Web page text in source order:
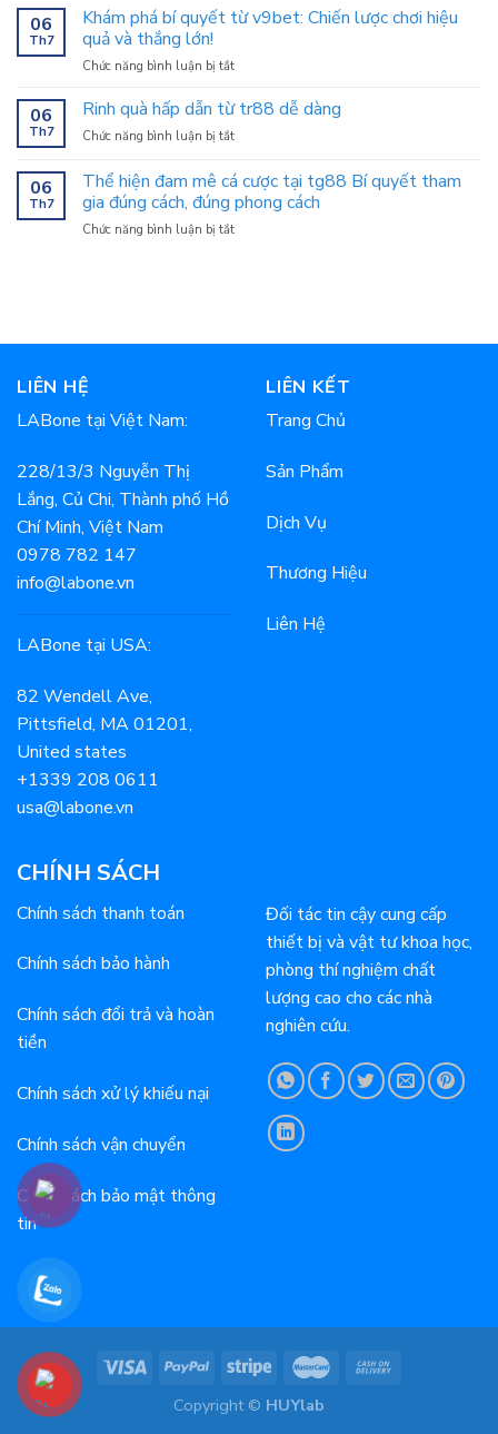
zx88
định
chiến
thắng
với
06
Th7
Khám phá bí quyết từ v9bet: Chiến lược chơi hiệu
quả và thắng lớn!
Chức năng bình luận bị tắtở
phá
quyết
v9bet:
Chiến
lược
chơi
06
Th7
Rinh quà hấp dẫn từ tr88 dễ dàng
Chức năng bình luận bị tắtở
quà
hấp
dẫn
từ
06
Th7
Thể hiện đam mê cá cược tại tg88 Bí quyết tham
gia đúng cách, đúng phong cách
Chức năng bình luận bị tắtở
cược
phong
LIÊN HỆ
LABone tại Việt Nam:
228/13/3 Nguyễn Thị
Lắng, Củ Chi, Thành phố Hồ
Chí Minh, Việt Nam
0978 782 147
info@labone.vn
LABone tại USA:
82 Wendell Ave,
Pittsfield, MA 01201,
United states
+1339 208 0611
usa@labone.vn
LIÊN KẾT
Trang Chủ
Sản Phẩm
Dịch Vụ
Thương Hiệu
Liên Hệ
CHÍNH SÁCH
Chính sách thanh toán
Chính sách bảo hành
Chính sách đổi trả và hoàn
tiền
Chính sách xử lý khiếu nại
Chính sách vận chuyển
Chính sách bảo mật thông
tin
Đối tác tin cậy cung cấp
thiết bị và vật tư khoa học,
phòng thí nghiệm chất
lượng cao cho các nhà
nghiên cứu.
Copyright © HUYlab